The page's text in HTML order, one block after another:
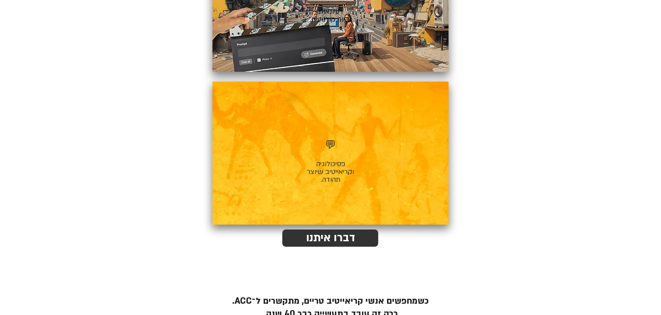
רעיונאות
ובינה קולנועית.
💬
פסיכולוגיה
וקריאייטיב שיוצר
תהודה.
דברו איתנו
כשמחפשים אנשי קריאייטיב טריים, מתקשרים ל־ACC.